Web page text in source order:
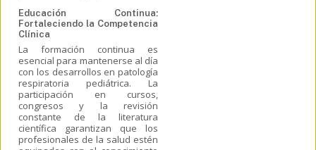
Educación Continua:
Fortaleciendo la Competencia
Clínica
La formación continua es
esencial para mantenerse al día
con los desarrollos en patología
respiratoria pediátrica. La
participación en cursos,
congresos y la revisión
constante de la literatura
científica garantizan que los
profesionales de la salud estén